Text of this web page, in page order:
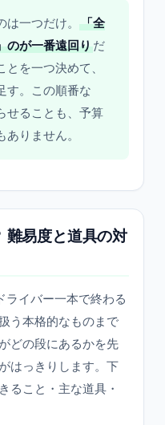
一つだけ。
「全
のが一番遠回りだ
を一つ決めて、
す。この順番な
せることも、予算
りません。
難易度と道具の対
ライバー一本で終わる
う本格的なものまで
どの段にあるかを先
はっきりします。下
ること・主な道具・